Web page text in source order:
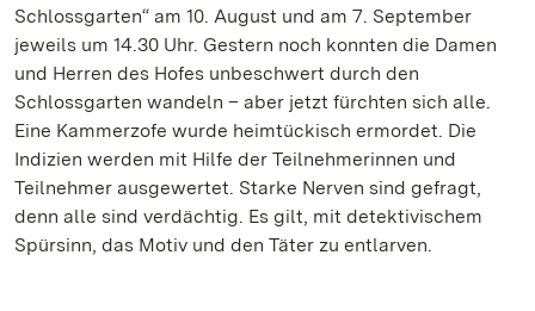
Schlossgarten“ am 10. August und am 7. September
jeweils um 14.30 Uhr. Gestern noch konnten die Damen
und Herren des Hofes unbeschwert durch den
Schlossgarten wandeln – aber jetzt fürchten sich alle.
Eine Kammerzofe wurde heimtückisch ermordet. Die
Indizien werden mit Hilfe der Teilnehmerinnen und
Teilnehmer ausgewertet. Starke Nerven sind gefragt,
denn alle sind verdächtig. Es gilt, mit detektivischem
Spürsinn, das Motiv und den Täter zu entlarven.